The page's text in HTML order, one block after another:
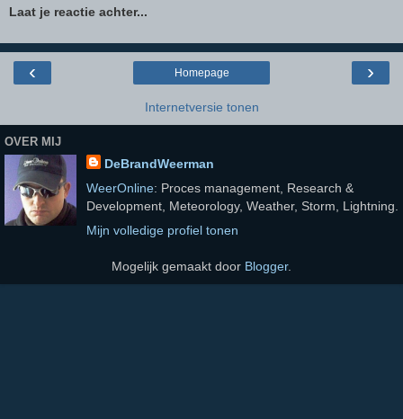
Laat je reactie achter...
‹ ›
Homepage
Internetversie tonen
OVER MIJ
DeBrandWeerman
WeerOnline: Proces management, Research &
Development, Meteorology, Weather, Storm, Lightning.
Mijn volledige profiel tonen
Mogelijk gemaakt door Blogger.